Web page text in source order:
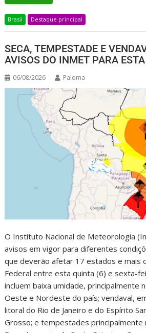
Brasil Destaque principal
SECA, TEMPESTADE E
AVISOS DO INMET PARA
06/08/2026 Paloma
O Instituto Nacional de Meteorologia
avisos em vigor para diferentes
que deverão afetar 17 estados e mais
Federal entre esta quinta (6) e sexta-
incluem baixa umidade, principalmente
Oeste e Nordeste do país; vendaval,
litoral do Rio de Janeiro e do Espírito
Grosso; e tempestades principalmente